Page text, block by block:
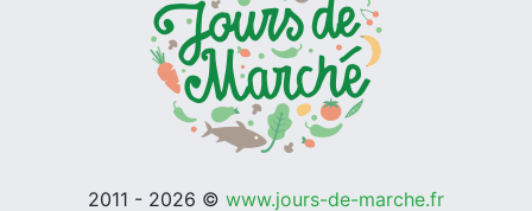
2011 - 2026 © www.jours-de-marche.fr